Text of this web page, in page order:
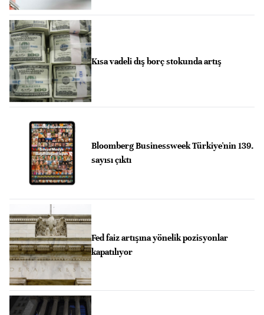
Kısa vadeli dış borç stokunda artış
Bloomberg Businessweek Türkiye'nin 139.
sayısı çıktı
Fed faiz artışına yönelik pozisyonlar
kapatılıyor